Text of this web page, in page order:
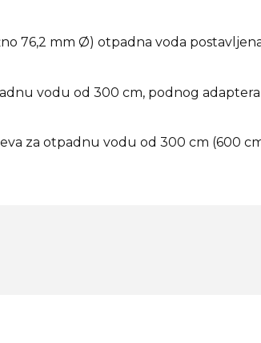
76,2 mm Ø) otpadna voda
vodu od 300 cm, podnog
za otpadnu vodu od 300 cm (600